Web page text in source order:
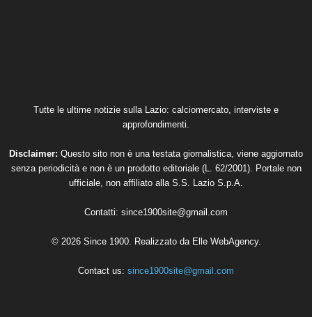
Tutte le ultime notizie sulla Lazio: calciomercato, interviste e
approfondimenti.
Disclaimer: Questo sito non è una testata giornalistica, viene aggiornato
senza periodicità e non è un prodotto editoriale (L. 62/2001). Portale non
ufficiale, non affiliato alla S.S. Lazio S.p.A.
Contatti: since1900site@gmail.com
© 2026 Since 1900. Realizzato da Elle WebAgency.
Contact us: since1900site@gmail.com